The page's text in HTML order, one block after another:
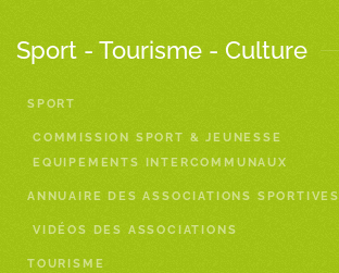
Sport - Tourisme - Culture
SPORT
COMMISSION SPORT & JEUNESSE
EQUIPEMENTS INTERCOMMUNAUX
ANNUAIRE DES ASSOCIATIONS SPORTIVES
VIDÉOS DES ASSOCIATIONS
TOURISME